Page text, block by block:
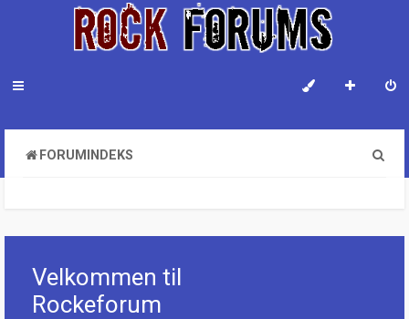
FORUMINDEKS
Velkommen til
Rockeforum